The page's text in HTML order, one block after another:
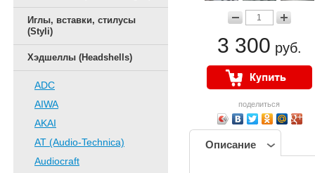
Иглы, вставки, стилусы
(Styli)
Хэдшеллы (Headshells)
ADC
AIWA
AKAI
AT (Audio-Technica)
Audiocraft
3 300 руб.
поделиться
Описание